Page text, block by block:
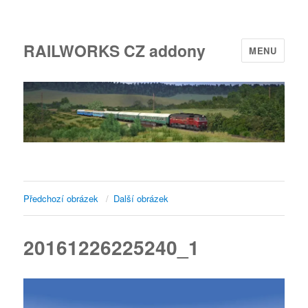
RAILWORKS CZ addony MENU
Předchozí obrázek Další obrázek
20161226225240_1